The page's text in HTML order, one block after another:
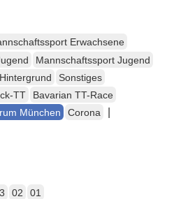
Erwachsene
Mannschaftssport Jugend
Sonstiges
TT
Bavarian TT-Race
München Corona
02 01